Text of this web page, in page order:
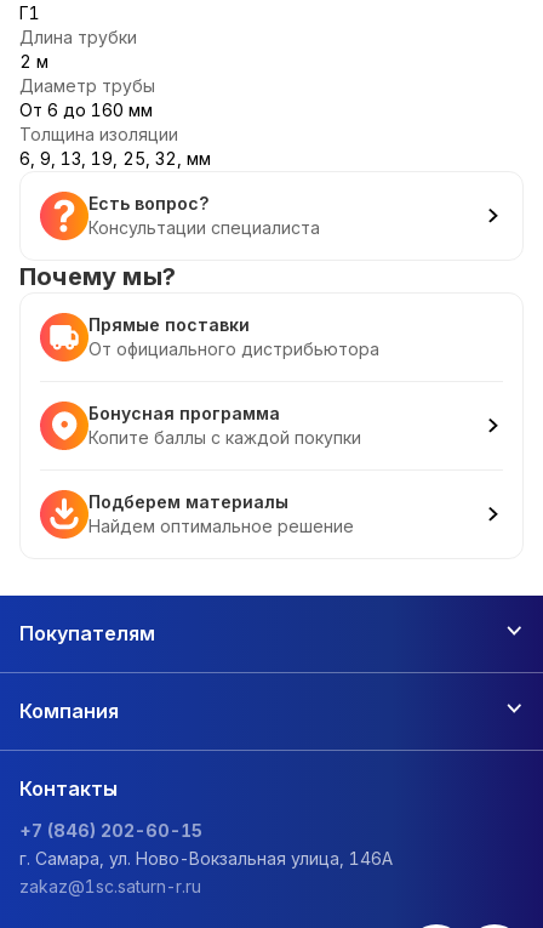
Г1
Длина трубки
2 м
Диаметр трубы
От 6 до 160 мм
Толщина изоляции
6, 9, 13, 19, 25, 32, мм
Есть вопрос?
Консультации специалиста
Почему мы?
Прямые поставки
От официального дистрибьютора
Бонусная программа
Копите баллы с каждой покупки
Подберем материалы
Найдем оптимальное решение
Покупателям
Компания
Контакты
+7 (846) 202-60-15
г. Самара, ул. Ново-Вокзальная улица, 146А
zakaz@1sc.saturn-r.ru